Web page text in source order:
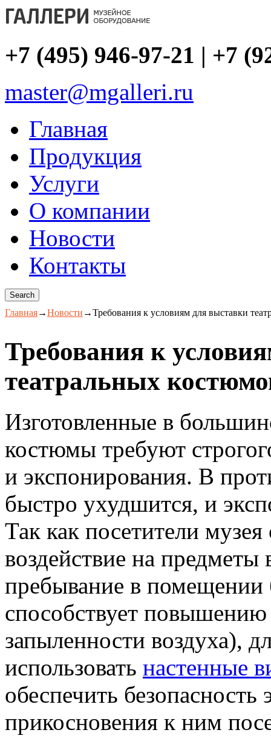
+7 (495) 946-97-21 | +7
master@mgalleri.ru
Главная
Продукция
Услуги
О компании
Новости
Контакты
Главная→Новости →Требования к условиям для выставки
Требования к
театральных
Изготовленные в
костюмы требуют
и экспонирования. В
быстро ухудшится, и
Так как посетители
воздействие на предметы
пребывание в помещении
способствует
запыленности воздуха),
использовать настенные
обеспечить безопасность
прикосновения к ним